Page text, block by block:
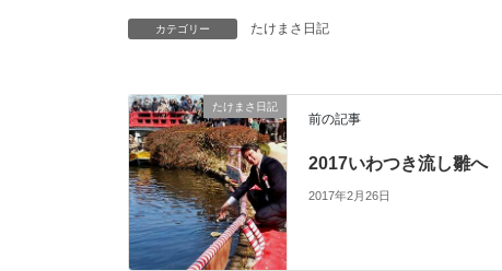
カテゴリー たけまさ日記
たけまさ日記
前の記事
2017いわつき流し雛へ
2017年2月26日